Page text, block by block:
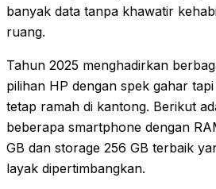
banyak data tanpa khawatir
ruang.
Tahun 2025 menghadirkan
pilihan HP dengan spek gahar tapi
tetap ramah di kantong. Berikut
beberapa smartphone dengan
GB dan storage 256 GB terbaik
layak dipertimbangkan.